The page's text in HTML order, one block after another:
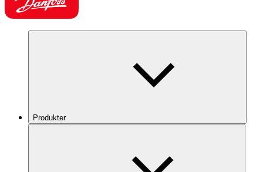
Produkter